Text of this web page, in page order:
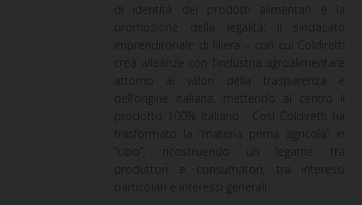
di identità dei prodotti
alimentari e la
promozione della legalità; il sindacato
imprenditoriale di filiera – con cui Coldiretti
crea
alleanze con l’industria agroalimentare
attorno ai valori della trasparenza e
dell’origine italiana, mettendo
al centro il
prodotto 100% italiano. Così Coldiretti ha
trasformato la “materia prima agricola” in
“cibo”, ricostruendo un legame tra
produttori e consumatori, tra interessi
particolari e interessi generali.